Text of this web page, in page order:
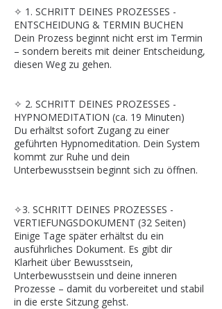
✧ 1. SCHRITT DEINES PROZESSES -
ENTSCHEIDUNG & TERMIN BUCHEN
Dein Prozess beginnt nicht erst im Termin
– sondern bereits mit deiner Entscheidung,
diesen Weg zu gehen.
✧ 2. SCHRITT DEINES PROZESSES -
HYPNOMEDITATION (ca. 19 Minuten)
Du erhältst sofort Zugang zu einer
geführten Hypnomeditation. Dein System
kommt zur Ruhe und dein
Unterbewusstsein beginnt sich zu öffnen.
✧3. SCHRITT DEINES PROZESSES -
VERTIEFUNGSDOKUMENT (32 Seiten)
Einige Tage später erhältst du ein
ausführliches Dokument. Es gibt dir
Klarheit über Bewusstsein,
Unterbewusstsein und deine inneren
Prozesse – damit du vorbereitet und stabil
in die erste Sitzung gehst.